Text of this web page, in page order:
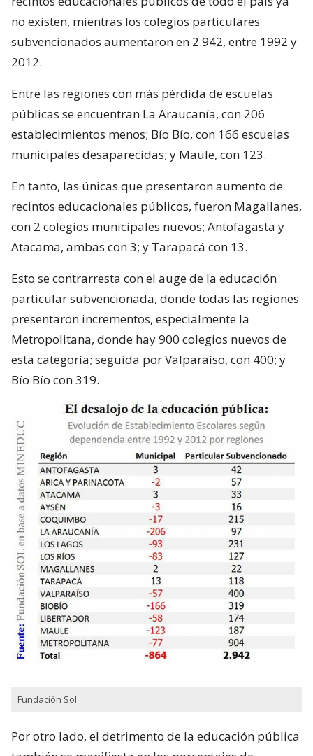
no existen, mientras los colegios particulares
subvencionados aumentaron en 2.942, entre 1992 y
2012.
Entre las regiones con más pérdida de escuelas
públicas se encuentran La Araucanía, con 206
establecimientos menos; Bío Bío, con 166 escuelas
municipales desaparecidas; y Maule, con 123.
En tanto, las únicas que presentaron aumento de
recintos educacionales públicos, fueron Magallanes,
con 2 colegios municipales nuevos; Antofagasta y
Atacama, ambas con 3; y Tarapacá con 13.
Esto se contrarresta con el auge de la educación
particular subvencionada, donde todas las regiones
presentaron incrementos, especialmente la
Metropolitana, donde hay 900 colegios nuevos de
esta categoría; seguida por Valparaíso, con 400; y
Bío Bío con 319.
Fundación Sol
Por otro lado, el detrimento de la educación pública